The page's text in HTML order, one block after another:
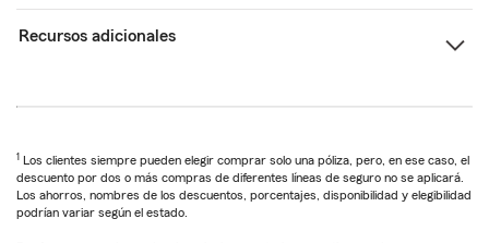
Recursos adicionales
1 Los clientes siempre pueden elegir comprar solo una póliza, pero, en ese caso, el
descuento por dos o más compras de diferentes líneas de seguro no se aplicará.
Los ahorros, nombres de los descuentos, porcentajes, disponibilidad y elegibilidad
podrían variar según el estado.